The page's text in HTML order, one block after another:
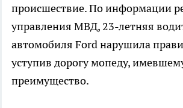
происшествие. По информации
управления МВД, 23-летняя
автомобиля Ford нарушила
уступив дорогу мопеду,
преимущество.